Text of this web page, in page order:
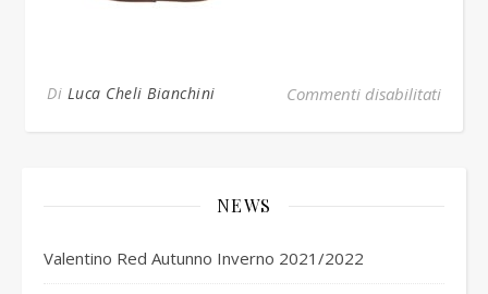
Di Luca Cheli Bianchini Commenti disabilitatisu
NEWS
Valentino Red Autunno Inverno 2021/2022